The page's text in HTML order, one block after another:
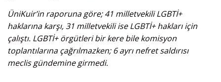
ÜniKuir’in raporuna göre; 41 milletvekili LGBTİ+
haklarına karşı, 31 milletvekili ise LGBTİ+ hakları için
çalıştı. LGBTİ+ örgütleri bir kere bile komisyon
toplantılarına çağrılmazken; 6 ayrı nefret saldırısı
meclis gündemine girmedi.